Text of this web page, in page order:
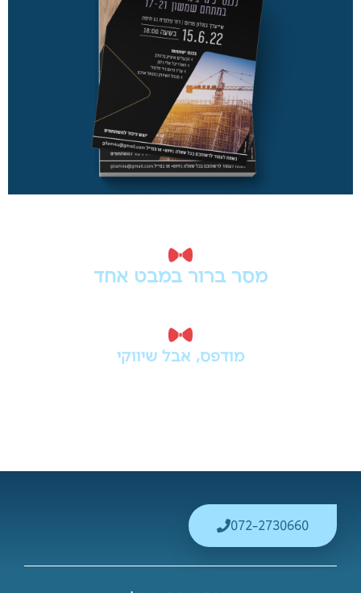
פלייר או ברושור טובים צריכים להעביר את העיקר
מהר - מי אתם, מה ההצעה ולמה כדאי לפנות.
לא רק עיצוב יפה - חומר פרסומי שנבנה
כדי להציג שירות, מוצר, מבצע או אירוע
בצורה שמניעה לפעולה.
072-2730660